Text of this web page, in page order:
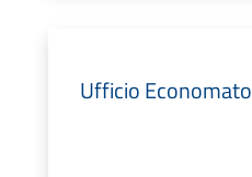
Ufficio Economato